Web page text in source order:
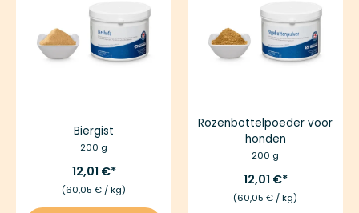
Biergist
200 g
12,01 €
(60,05 € / kg)
Rozenbottelpoeder voor
honden
200 g
12,01 €
(60,05 € / kg)